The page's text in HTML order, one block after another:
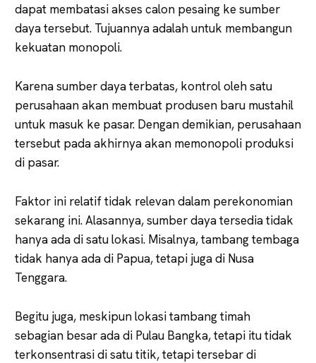
dapat membatasi akses calon pesaing ke sumber
daya tersebut. Tujuannya adalah untuk membangun
kekuatan monopoli.
Karena sumber daya terbatas, kontrol oleh satu
perusahaan akan membuat produsen baru mustahil
untuk masuk ke pasar. Dengan demikian, perusahaan
tersebut pada akhirnya akan memonopoli produksi
di pasar.
Faktor ini relatif tidak relevan dalam perekonomian
sekarang ini. Alasannya, sumber daya tersedia tidak
hanya ada di satu lokasi. Misalnya, tambang tembaga
tidak hanya ada di Papua, tetapi juga di Nusa
Tenggara.
Begitu juga, meskipun lokasi tambang timah
sebagian besar ada di Pulau Bangka, tetapi itu tidak
terkonsentrasi di satu titik, tetapi tersebar di